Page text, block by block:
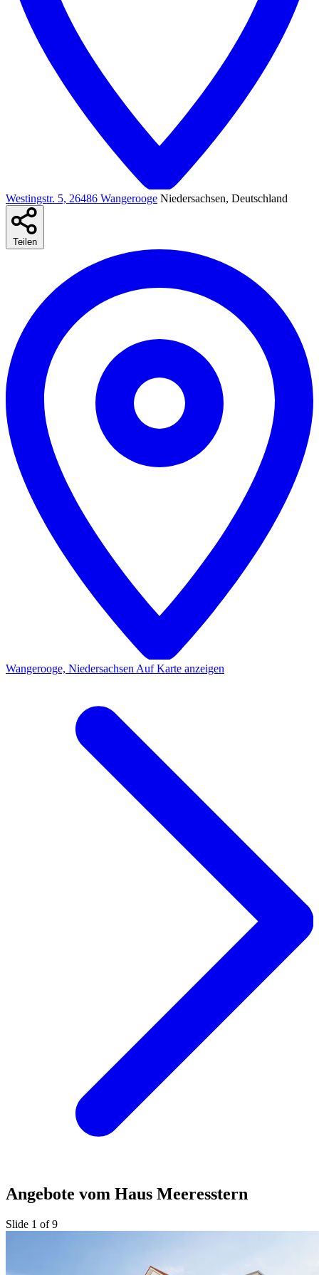
Westingstr. 5, 26486 Wangerooge Niedersachsen, Deutschland
Teilen
Wangerooge, Niedersachsen Auf Karte anzeigen
Angebote vom Haus Meeresstern
Slide 1 of 9